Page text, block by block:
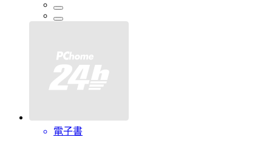
電子書